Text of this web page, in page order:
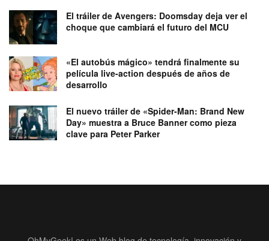
El tráiler de Avengers: Doomsday deja ver el
choque que cambiará el futuro del MCU
«El autobús mágico» tendrá finalmente su
película live-action después de años de
desarrollo
El nuevo tráiler de «Spider-Man: Brand New
Day» muestra a Bruce Banner como pieza
clave para Peter Parker